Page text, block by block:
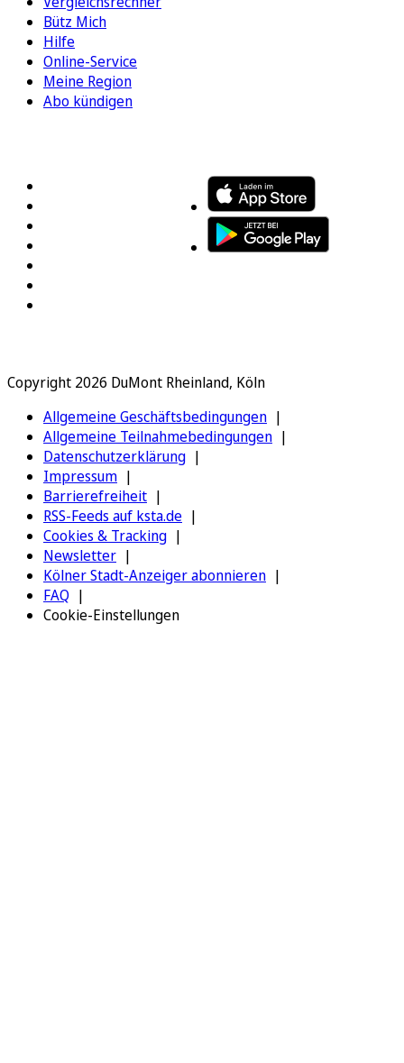
Bütz Mich
Hilfe
Online-Service
Meine Region
Abo kündigen
Copyright 2026 DuMont Rheinland, Köln
Allgemeine Geschäftsbedingungen
Allgemeine Teilnahmebedingungen
Datenschutzerklärung
Impressum
Barrierefreiheit
RSS-Feeds auf ksta.de
Cookies & Tracking
Newsletter
Kölner Stadt-Anzeiger abonnieren
FAQ
Cookie-Einstellungen